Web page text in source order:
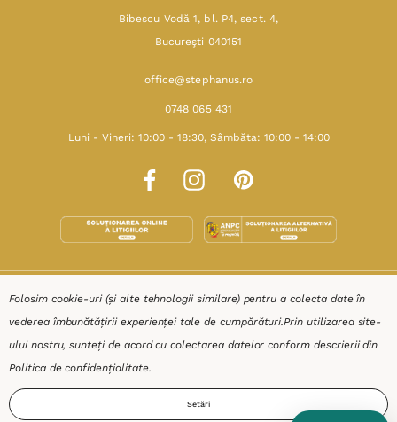
Bibescu Vodă 1, bl. P4, sect. 4,
Bucureşti 040151
office@stephanus.ro
0748 065 431
Luni - Vineri: 10:00 - 18:30, Sâmbăta: 10:00 - 14:00
SHOP
RESURSE
AJUTOR
Folosim cookie-uri (și alte tehnologii similare) pentru a colecta date în
vederea îmbunătățirii experienței tale de cumpărături.Prin utilizarea site-
ului nostru, sunteți de acord cu colectarea datelor conform descrierii din
Politica de confidențialitate.
Setări